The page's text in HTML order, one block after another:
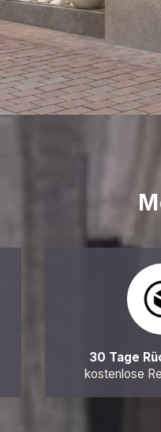
30 Tage
kostenlose